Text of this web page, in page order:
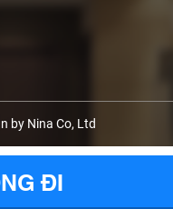
by Nina Co, Ltd
ĐI